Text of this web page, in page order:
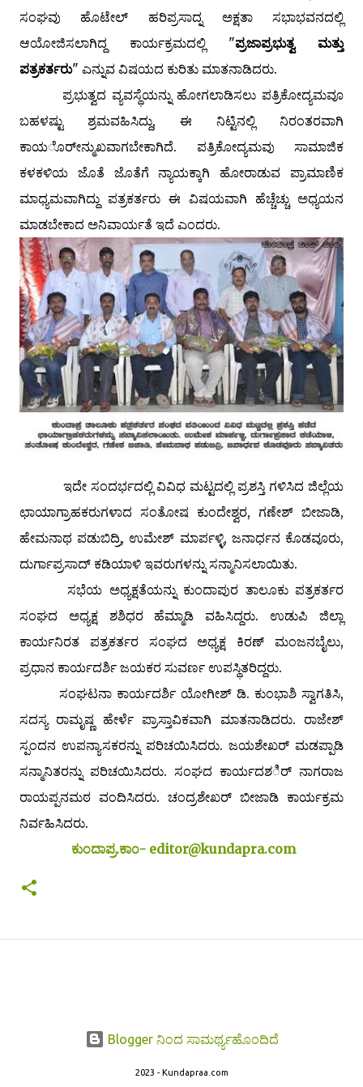
ಸಂಘವು ಹೊಟೇಲ್ ಹರಿಪ್ರಸಾದ್ನ ಅಕ್ಷತಾ ಸಭಾಭವನದಲ್ಲಿ
ಆಯೋಜಿಸಲಾಗಿದ್ದ ಕಾರ್ಯಕ್ರಮದಲ್ಲಿ "ಪ್ರಜಾಪ್ರಭುತ್ವ ಮತ್ತು
ಪತ್ರಕರ್ತರು" ಎನ್ನುವ ವಿಷಯದ ಕುರಿತು ಮಾತನಾಡಿದರು.
ಪ್ರಭುತ್ವದ ವ್ಯವಸ್ಥೆಯನ್ನು ಹೋಗಲಾಡಿಸಲು ಪತ್ರಿಕೋದ್ಯಮವೂ
ಬಹಳಷ್ಟು ಶ್ರಮವಹಿಸಿದ್ದು, ಈ ನಿಟ್ಟಿನಲ್ಲಿ ನಿರಂತರವಾಗಿ
ಕಾಯರ್ೋನ್ಮುಖವಾಗಬೇಕಾಗಿದೆ. ಪತ್ರಿಕೋದ್ಯಮವು ಸಾಮಾಜಿಕ
ಕಳಕಳಿಯ ಜೊತೆ ಜೊತೆಗೆ ನ್ಯಾಯಕ್ಕಾಗಿ ಹೋರಾಡುವ ಪ್ರಾಮಾಣಿಕ
ಮಾಧ್ಯಮವಾಗಿದ್ದು ಪತ್ರಕರ್ತರು ಈ ವಿಷಯವಾಗಿ ಹೆಚ್ಚೆಚ್ಚು ಅಧ್ಯಯನ
ಮಾಡಬೇಕಾದ ಅನಿವಾರ್ಯತೆ ಇದೆ ಎಂದರು.
ಇದೇ ಸಂದರ್ಭದಲ್ಲಿ ವಿವಿಧ ಮಟ್ಟದಲ್ಲಿ ಪ್ರಶಸ್ತಿ ಗಳಿಸಿದ ಜಿಲ್ಲೆಯ
ಛಾಯಾಗ್ರಾಹಕರುಗಳಾದ ಸಂತೋಷ ಕುಂದೇಶ್ವರ, ಗಣೇಶ್ ಬೀಜಾಡಿ,
ಹೇಮನಾಥ ಪಡುಬಿದ್ರಿ, ಉಮೇಶ್ ಮಾರ್ಪಳ್ಳಿ, ಜನಾರ್ಧನ ಕೊಡವೂರು,
ದುರ್ಗಾಪ್ರಸಾದ್ ಕಡಿಯಾಳಿ ಇವರುಗಳನ್ನು ಸನ್ಮಾನಿಸಲಾಯಿತು.
ಸಭೆಯ ಅಧ್ಯಕ್ಷತೆಯನ್ನು ಕುಂದಾಪುರ ತಾಲೂಕು ಪತ್ರಕರ್ತರ
ಸಂಘದ ಅಧ್ಯಕ್ಷ ಶಶಿಧರ ಹೆಮ್ಮಾಡಿ ವಹಿಸಿದ್ದರು. ಉಡುಪಿ ಜಿಲ್ಲಾ
ಕಾರ್ಯನಿರತ ಪತ್ರಕರ್ತರ ಸಂಘದ ಅಧ್ಯಕ್ಷ ಕಿರಣ್ ಮಂಜನಬೈಲು,
ಪ್ರಧಾನ ಕಾರ್ಯದರ್ಶಿ ಜಯಕರ ಸುವರ್ಣ ಉಪಸ್ಥಿತರಿದ್ದರು.
ಸಂಘಟನಾ ಕಾರ್ಯದರ್ಶಿ ಯೋಗೀಶ್ ಡಿ. ಕುಂಭಾಶಿ ಸ್ವಾಗತಿಸಿ,
ಸದಸ್ಯ ರಾಮೃಷ್ಣ ಹೇರ್ಳೆ ಪ್ರಾಸ್ತಾವಿಕವಾಗಿ ಮಾತನಾಡಿದರು. ರಾಜೇಶ್
ಸ್ಪಂದನ ಉಪನ್ಯಾಸಕರನ್ನು ಪರಿಚಯಿಸಿದರು. ಜಯಶೇಖರ್ ಮಡಪ್ಪಾಡಿ
ಸನ್ಮಾನಿತರನ್ನು ಪರಿಚಯಿಸಿದರು. ಸಂಘದ ಕಾರ್ಯದಶರ್ಿ ನಾಗರಾಜ
ರಾಯಪ್ಪನಮಠ ವಂದಿಸಿದರು. ಚಂದ್ರಶೇಖರ್ ಬೀಜಾಡಿ ಕಾರ್ಯಕ್ರಮ
ನಿರ್ವಹಿಸಿದರು.
ಕುಂದಾಪ್ರ.ಕಾಂ- editor@kundapra.com
Blogger ನಿಂದ ಸಾಮರ್ಥ್ಯಹೊಂದಿದೆ
2023 - Kundapraa.com